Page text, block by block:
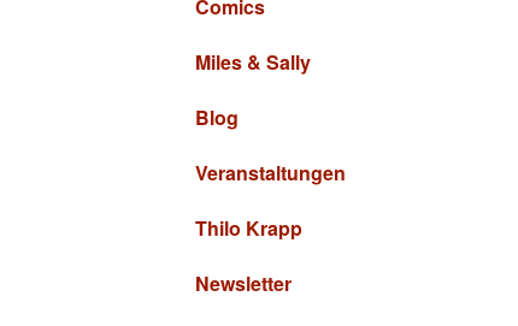
Comics
Miles & Sally
Blog
Veranstaltungen
Thilo Krapp
Newsletter